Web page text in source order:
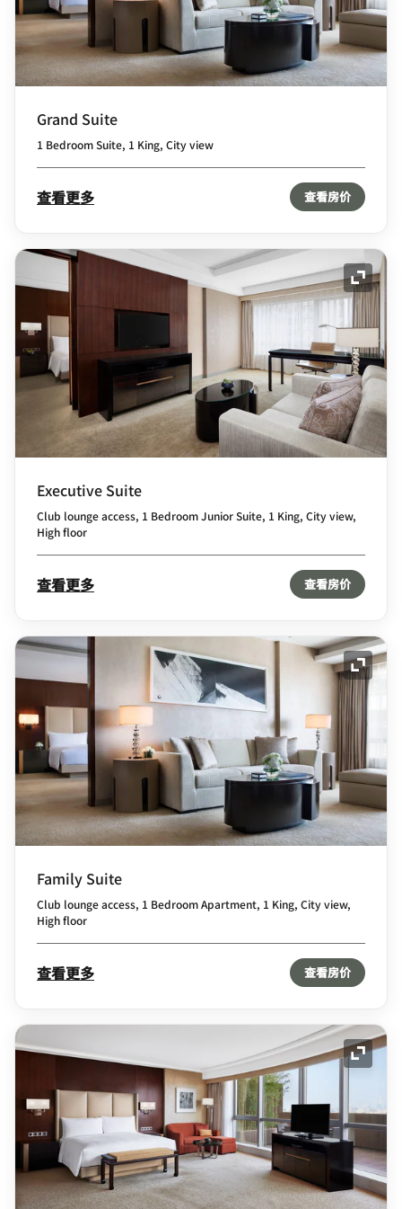
Grand Suite
1 Bedroom Suite, 1 King, City view
查看更多 查看房价
展开
Executive Suite
Club lounge access, 1 Bedroom Junior Suite, 1 King, City view,
High floor
查看更多 查看房价
展开
Family Suite
Club lounge access, 1 Bedroom Apartment, 1 King, City view,
High floor
查看更多 查看房价
展开